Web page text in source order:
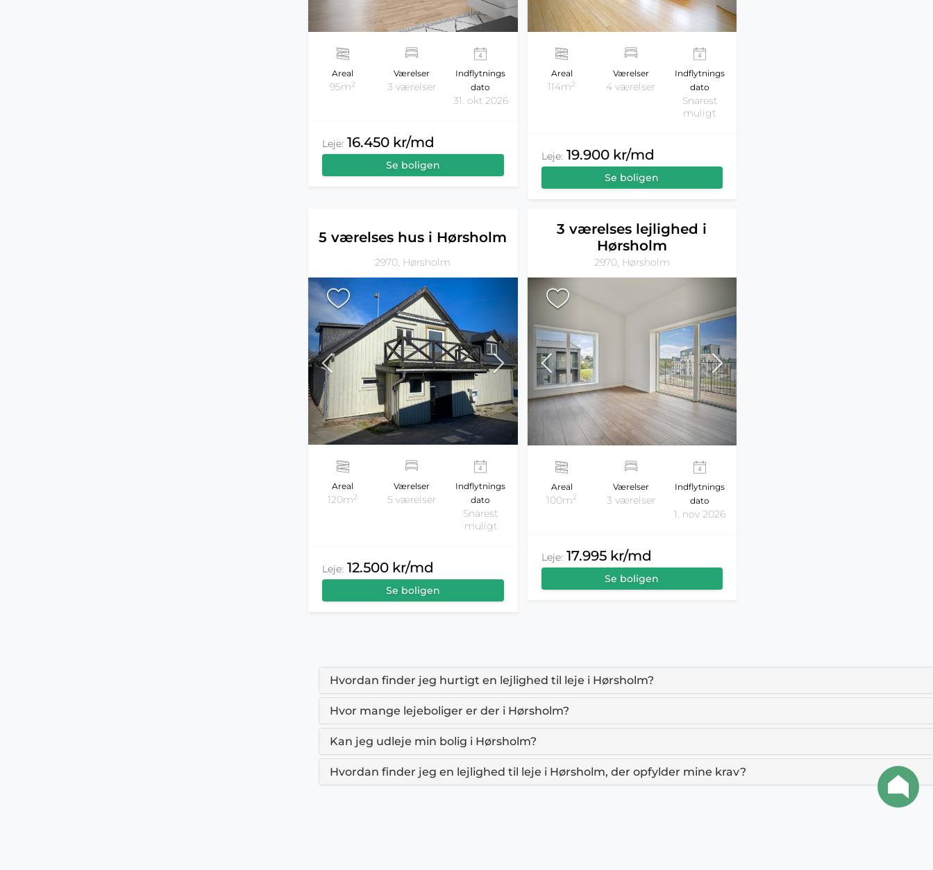
Areal
95m2
Værelser
3 værelser
Indflytnings
dato
31. okt 2026
Leje: 16.450 kr/md
Se boligen
Areal
114m2
Værelser
4 værelser
Indflytnings
dato
Snarest
muligt
Leje: 19.900 kr/md
Se boligen
5 værelses hus i Hørsholm
2970, Hørsholm
Areal
120m2
Værelser
5 værelser
Indflytnings
dato
Snarest
muligt
Leje: 12.500 kr/md
Se boligen
3 værelses lejlighed i
Hørsholm
2970, Hørsholm
Areal
100m2
Værelser
3 værelser
Indflytnings
dato
1. nov 2026
Leje: 17.995 kr/md
Se boligen
Hvordan finder jeg hurtigt en lejlighed til leje i Hørsholm?
Hvor mange lejeboliger er der i Hørsholm?
Kan jeg udleje min bolig i Hørsholm?
Hvordan finder jeg en lejlighed til leje i Hørsholm, der opfylder mine krav?